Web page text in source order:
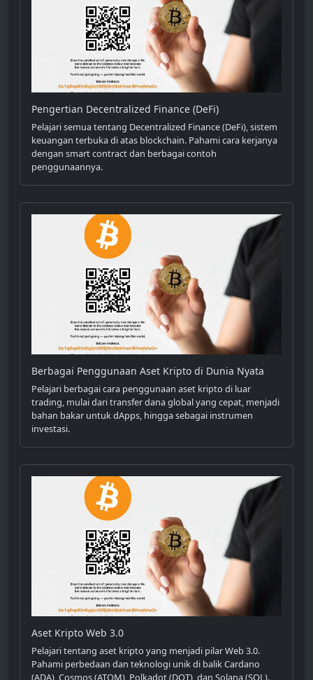
Pengertian Decentralized Finance (DeFi)
Pelajari semua tentang Decentralized Finance (DeFi), sistem
keuangan terbuka di atas blockchain. Pahami cara kerjanya
dengan smart contract dan berbagai contoh
penggunaannya.
Berbagai Penggunaan Aset Kripto di Dunia Nyata
Pelajari berbagai cara penggunaan aset kripto di luar
trading, mulai dari transfer dana global yang cepat, menjadi
bahan bakar untuk dApps, hingga sebagai instrumen
investasi.
Aset Kripto Web 3.0
Pelajari tentang aset kripto yang menjadi pilar Web 3.0.
Pahami perbedaan dan teknologi unik di balik Cardano
(ADA), Cosmos (ATOM), Polkadot (DOT), dan Solana (SOL).